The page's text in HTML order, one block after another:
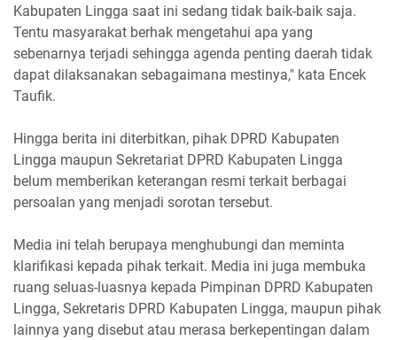
Kabupaten Lingga saat ini sedang tidak baik-baik saja.
Tentu masyarakat berhak mengetahui apa yang
sebenarnya terjadi sehingga agenda penting daerah tidak
dapat dilaksanakan sebagaimana mestinya," kata Encek
Taufik.
Hingga berita ini diterbitkan, pihak DPRD Kabupaten
Lingga maupun Sekretariat DPRD Kabupaten Lingga
belum memberikan keterangan resmi terkait berbagai
persoalan yang menjadi sorotan tersebut.
Media ini telah berupaya menghubungi dan meminta
klarifikasi kepada pihak terkait. Media ini juga membuka
ruang seluas-luasnya kepada Pimpinan DPRD Kabupaten
Lingga, Sekretaris DPRD Kabupaten Lingga, maupun pihak
lainnya yang disebut atau merasa berkepentingan dalam